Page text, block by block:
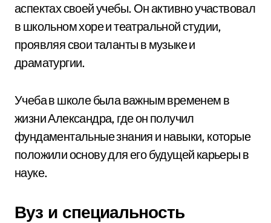
аспектах своей учебы. Он активно участвовал
в школьном хоре и театральной студии,
проявляя свои таланты в музыке и
драматургии.
Учеба в школе была важным временем в
жизни Александра, где он получил
фундаментальные знания и навыки, которые
положили основу для его будущей карьеры в
науке.
Вуз и специальность